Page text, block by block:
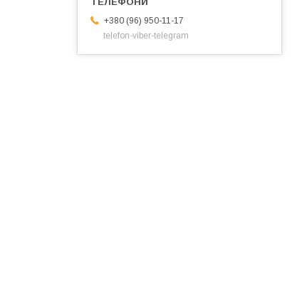
+380 (96) 950-11-17
telefon-viber-telegram